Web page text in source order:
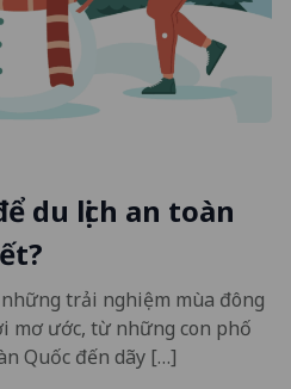
du lịch an toàn
trải nghiệm mùa đông
mơ ước, từ những con phố
Quốc đến dãy […]